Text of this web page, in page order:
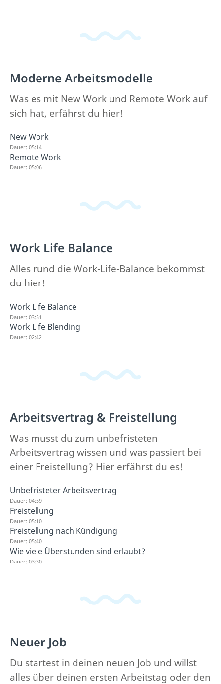
Moderne Arbeitsmodelle
Was es mit New Work und Remote Work auf
sich hat, erfährst du hier!
New Work
Dauer: 05:14
Remote Work
Dauer: 05:06
Work Life Balance
Alles rund die Work-Life-Balance bekommst
du hier!
Work Life Balance
Dauer: 03:51
Work Life Blending
Dauer: 02:42
Arbeitsvertrag & Freistellung
Was musst du zum unbefristeten
Arbeitsvertrag wissen und was passiert bei
einer Freistellung? Hier erfährst du es!
Unbefristeter Arbeitsvertrag
Dauer: 04:59
Freistellung
Dauer: 05:10
Freistellung nach Kündigung
Dauer: 05:40
Wie viele Überstunden sind erlaubt?
Dauer: 03:30
Neuer Job
Du startest in deinen neuen Job und willst
alles über deinen ersten Arbeitstag oder den